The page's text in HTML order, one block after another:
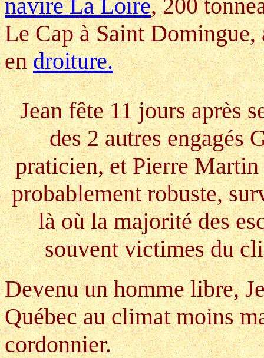
navire La Loire, 200
Le Cap à Saint
endroiture.
Jean fête 11 jours après
des 2 autres engagés
praticien, et Pierre
probablement robuste,
là où la majorité des
souvent victimes du
Devenu un homme libre,
Québec au climat moins
cordonnier.